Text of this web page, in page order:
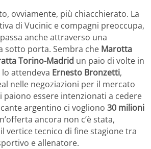
ovviamente, più chiacchierato. La
di Vucinic e compagni preoccupa,
anche attraverso una
sotto porta. Sembra che Marotta
Torino-Madrid un paio di volte in
attendeva Ernesto Bronzetti,
nelle negoziazioni per il mercato
paiono essere intenzionati a cedere
argentino ci vogliono 30 milioni
ancora non c’è stata,
vertice tecnico di fine stagione tra
e allenatore.